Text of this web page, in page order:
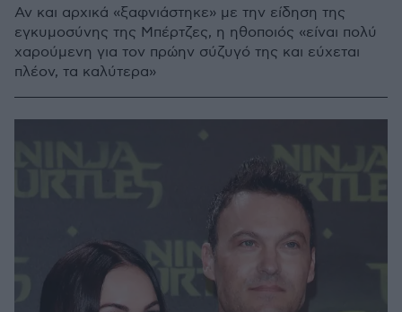
Αν και αρχικά «ξαφνιάστηκε» με την είδηση της
εγκυμοσύνης της Μπέρτζες, η ηθοποιός «είναι πολύ
χαρούμενη για τον πρώην σύζυγό της και εύχεται
πλέον, τα καλύτερα»